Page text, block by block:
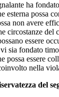
ha
esterna possa
non avere
circostanze del
essere
sia fondato
possa essere
nella
del